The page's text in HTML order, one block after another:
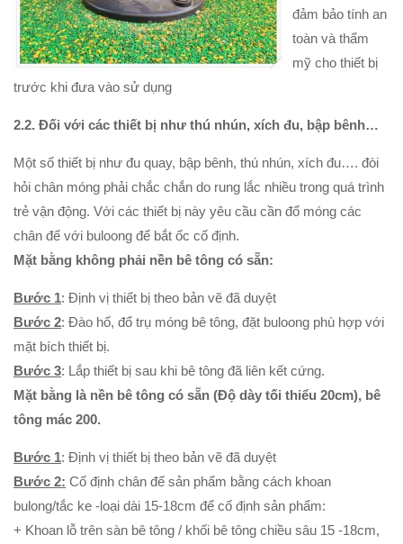
đảm bảo tính an
toàn và thẩm
mỹ cho thiết bị
trước khi đưa vào sử dụng
2.2. Đối với các thiết bị như thú nhún, xích đu, bập bênh…
Một số thiết bị như đu quay, bập bênh, thú nhún, xích đu…. đòi
hỏi chân móng phải chắc chắn do rung lắc nhiều trong quá trình
trẻ vận động. Với các thiết bị này yêu cầu cần đổ móng các
chân đế với buloong để bắt ốc cố định.
Mặt bằng không phải nền bê tông có sẵn:
Bước 1: Định vị thiết bị theo bản vẽ đã duyệt
Bước 2: Đào hố, đổ trụ móng bê tông, đặt buloong phù hợp với
mặt bích thiết bị.
Bước 3: Lắp thiết bị sau khi bê tông đã liên kết cứng.
Mặt bằng là nền bê tông có sẵn (Độ dày tối thiểu 20cm), bê
tông mác 200.
Bước 1: Định vị thiết bị theo bản vẽ đã duyệt
Bước 2: Cố định chân đế sản phẩm bằng cách khoan
bulong/tắc ke -loại dài 15-18cm để cố định sản phẩm:
+ Khoan lỗ trên sàn bê tông / khối bê tông chiều sâu 15 -18cm,